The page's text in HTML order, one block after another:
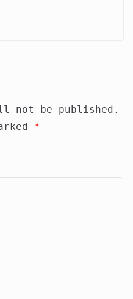
not be published.
*